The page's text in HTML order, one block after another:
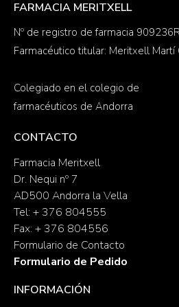
FARMACIA MERITXELL
Nº de registro de farmacia
Farmacéutico titular: Meritxell Martí
Colegiado en el colegio de
farmacéuticos de Andorra
CONTACTO
Farmacia Meritxell
Dr. Nequi nº 7
AD500 Andorra la Vella
Tel: + 376 804555
Fax: + 376 804556
Formulario de Contacto
Formulario de Pedido
INFORMACIÓN